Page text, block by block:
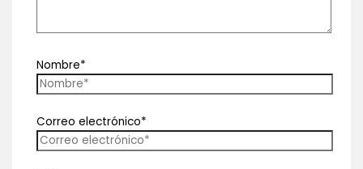
Nombre*
Correo electrónico*